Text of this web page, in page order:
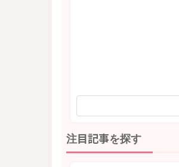
注目記事を探す